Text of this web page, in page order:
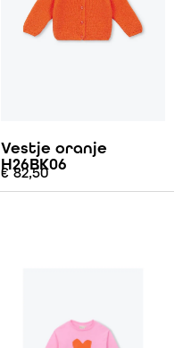
Vestje oranje
H26BK06
€82,50